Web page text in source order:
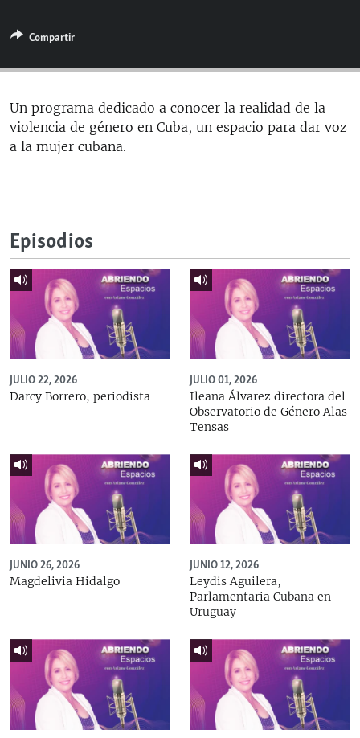
ESPECIALES
ESPECIALES
LA REALIDAD DE LA VIVIENDA EN CUBA
SER VIEJO EN CUBA
KENTU-CUBANO
LA INVASIÓN DE RUSIA A UCRANIA
MULTIMEDIA
EDITORIALES
SÍGUENOS
Compartir
Un programa dedicado a conocer la realidad de la
violencia de género en Cuba, un espacio para dar voz
a la mujer cubana.
Episodios
JULIO 22, 2026
Darcy Borrero, periodista
JULIO 01, 2026
Ileana Álvarez directora del
Observatorio de Género Alas
Tensas
JUNIO 26, 2026
Magdelivia Hidalgo
JUNIO 12, 2026
Leydis Aguilera,
Parlamentaria Cubana en
Uruguay